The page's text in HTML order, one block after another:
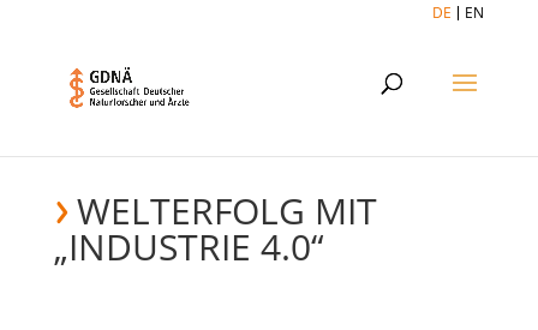
DE EN
WELTERFOLG MIT
„INDUSTRIE 4.0“